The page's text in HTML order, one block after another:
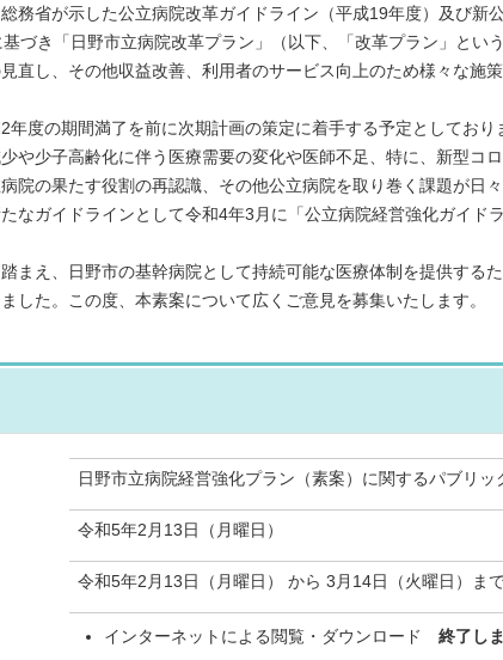
務省が示した公立病院改革ガイドライン（平成19年度）及び新
づき「日野市立病院改革プラン」（以下、「改革プラン」とい
直し、その他収益改善、利用者のサービス向上のため様々な施
度の期間満了を前に次期計画の策定に着手する予定としており
や少子高齢化に伴う医療需要の変化や医師不足、特に、新型コ
院の果たす役割の再認識、その他公立病院を取り巻く課題が日
なガイドラインとして令和4年3月に「公立病院経営強化ガイド
まえ、日野市の基幹病院として持続可能な医療体制を提供する
した。この度、本素案について広くご意見を募集いたします。
日野市立病院経営強化プラン（素案）に関するパブリッ
令和5年2月13日（月曜日）
令和5年2月13日（月曜日） から 3月14日（火曜日）まで
インターネットによる閲覧・ダウンロード 終了し